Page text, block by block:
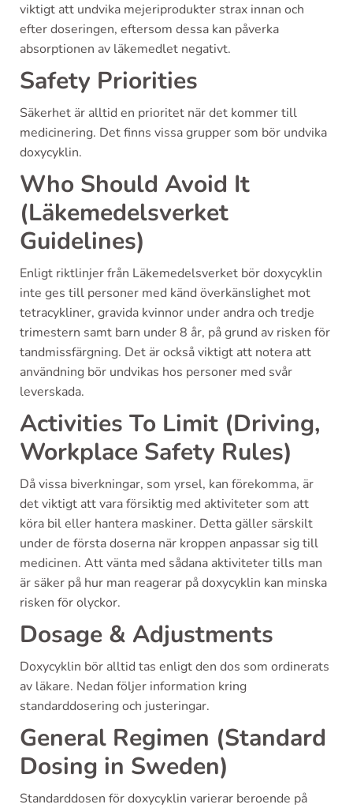
viktigt att undvika mejeriprodukter strax innan och
efter doseringen, eftersom dessa kan påverka
absorptionen av läkemedlet negativt.
Safety Priorities
Säkerhet är alltid en prioritet när det kommer till
medicinering. Det finns vissa grupper som bör undvika
doxycyklin.
Who Should Avoid It
(Läkemedelsverket
Guidelines)
Enligt riktlinjer från Läkemedelsverket bör doxycyklin
inte ges till personer med känd överkänslighet mot
tetracykliner, gravida kvinnor under andra och tredje
trimestern samt barn under 8 år, på grund av risken för
tandmissfärgning. Det är också viktigt att notera att
användning bör undvikas hos personer med svår
leverskada.
Activities To Limit (Driving,
Workplace Safety Rules)
Då vissa biverkningar, som yrsel, kan förekomma, är
det viktigt att vara försiktig med aktiviteter som att
köra bil eller hantera maskiner. Detta gäller särskilt
under de första doserna när kroppen anpassar sig till
medicinen. Att vänta med sådana aktiviteter tills man
är säker på hur man reagerar på doxycyklin kan minska
risken för olyckor.
Dosage & Adjustments
Doxycyklin bör alltid tas enligt den dos som ordinerats
av läkare. Nedan följer information kring
standarddosering och justeringar.
General Regimen (Standard
Dosing in Sweden)
Standarddosen för doxycyklin varierar beroende på